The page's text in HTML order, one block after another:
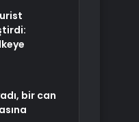
bir can